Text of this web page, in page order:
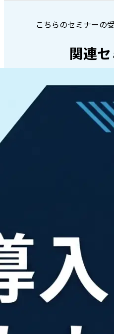
こちらのセミナーの
関連